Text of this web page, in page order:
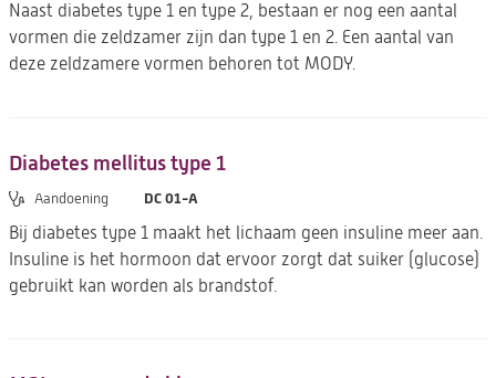
Naast diabetes type 1 en type 2, bestaan er nog een aantal
vormen die zeldzamer zijn dan type 1 en 2. Een aantal van
deze zeldzamere vormen behoren tot MODY.
Diabetes mellitus type 1
Aandoening DC 01-A
Bij diabetes type 1 maakt het lichaam geen insuline meer aan.
Insuline is het hormoon dat ervoor zorgt dat suiker (glucose)
gebruikt kan worden als brandstof.